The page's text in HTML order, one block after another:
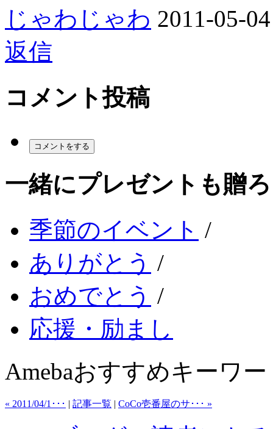
じゃわじゃわ 2011-05-
返信
コメント投稿
一緒にプレゼントも贈
季節のイベント /
ありがとう /
おめでとう /
応援・励まし
Amebaおすすめキーワ
« 2011/04/1･･･ | 記事一覧 | CoCo壱番屋のサ･･･ »